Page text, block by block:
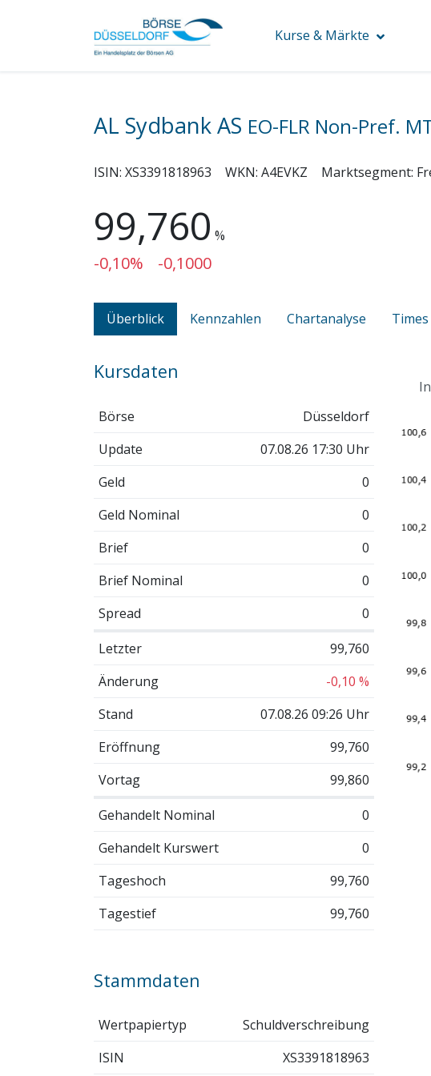
Kurse & Märkte
AL Sydbank AS EO-FLR Non-Pref.
ISIN: XS3391818963 WKN: A4EVKZ Marktsegment:
99,760 %
-0,10% -0,1000
Überblick Kennzahlen Chartanalyse Times
Kursdaten
Börse
Düsseldorf
Update
07.08.26 17:30 Uhr
Geld
0
Geld Nominal
0
Brief
0
Brief Nominal
0
Spread
0
Letzter
99,760
Änderung
-0,10 %
Stand
07.08.26 09:26 Uhr
Eröffnung
99,760
Vortag
99,860
Gehandelt Nominal
0
Gehandelt Kurswert
0
Tageshoch
99,760
Tagestief
99,760
Stammdaten
Wertpapiertyp
Schuldverschreibung
ISIN
XS3391818963